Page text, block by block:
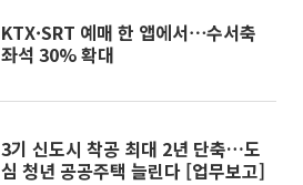
KTX·SRT 예매 한 앱에서⋯수서축
좌석 30% 확대
3기 신도시 착공 최대 2년 단축…도
심 청년 공공주택 늘린다 [업무보고]